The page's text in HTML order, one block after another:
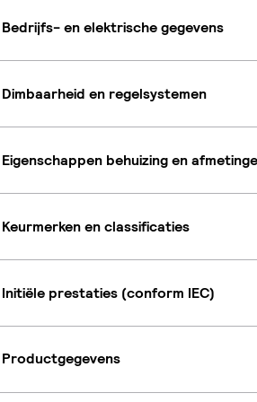
Bedrijfs- en elektrische gegevens
Dimbaarheid en regelsystemen
Eigenschappen behuizing en
Keurmerken en classificaties
Initiële prestaties (conform IEC)
Productgegevens